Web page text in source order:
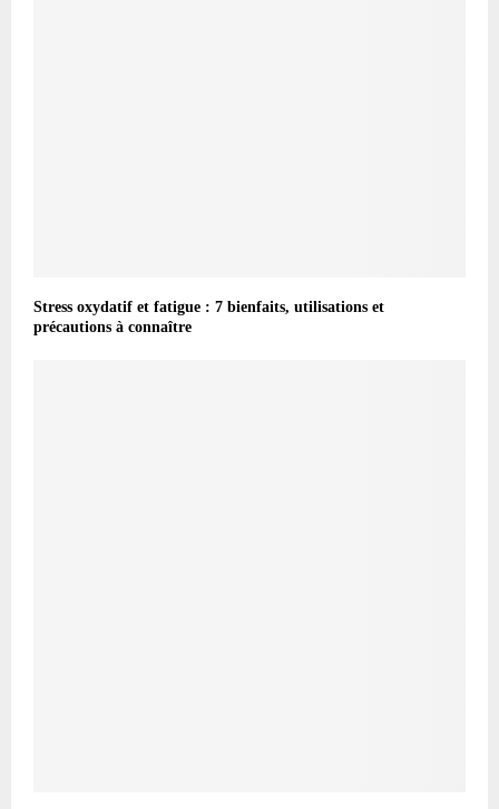
Stress oxydatif et fatigue : 7 bienfaits, utilisations et
précautions à connaître